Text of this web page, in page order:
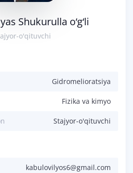
Shukurulla o‘g‘li
o'qituvchi
Gidromelioratsiya
Fizika va kimyo
Stajyor-o'qituvchi
kabulovilyos6@gmail.com